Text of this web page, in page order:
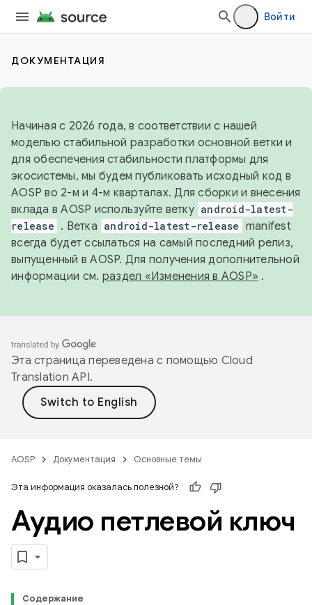
Войти
ДОКУМЕНТАЦИЯ
Начиная с 2026 года, в соответствии с нашей
моделью стабильной разработки основной ветки и
для обеспечения стабильности платформы для
экосистемы, мы будем публиковать исходный код в
AOSP во 2-м и 4-м кварталах. Для сборки и внесения
вклада в AOSP используйте ветку android-latest-
release . Ветка android-latest-release manifest
всегда будет ссылаться на самый последний релиз,
выпущенный в AOSP. Для получения дополнительной
информации см. раздел «Изменения в AOSP» .
Эта страница переведена с помощью Cloud
Translation API.
AOSP Документация Основные темы
Эта информация оказалась полезной?
Аудио петлевой ключ
Содержание